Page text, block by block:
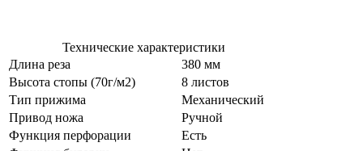
Технические характеристики
Длина реза
380 мм
Высота стопы (70г/м2)
8 листов
Тип прижима
Механический
Привод ножа
Ручной
Функция перфорации
Есть